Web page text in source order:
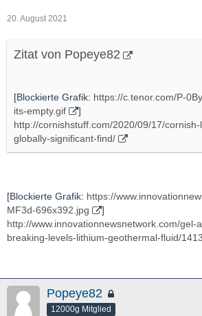
20. August 2021
Zitat von Popeye82
[Blockierte Grafik: https://c.tenor.com/P-
its-empty.gif
]
http://cornishstuff.com/2020/09/17/
globally-significant-find/
[Blockierte Grafik: https://
MF3d-696x392.jpg
]
http://www.innovationnewsnetwork.com/gel-
breaking-levels-lithium-geothermal-fluid/
Popeye82
12000g Mitglied